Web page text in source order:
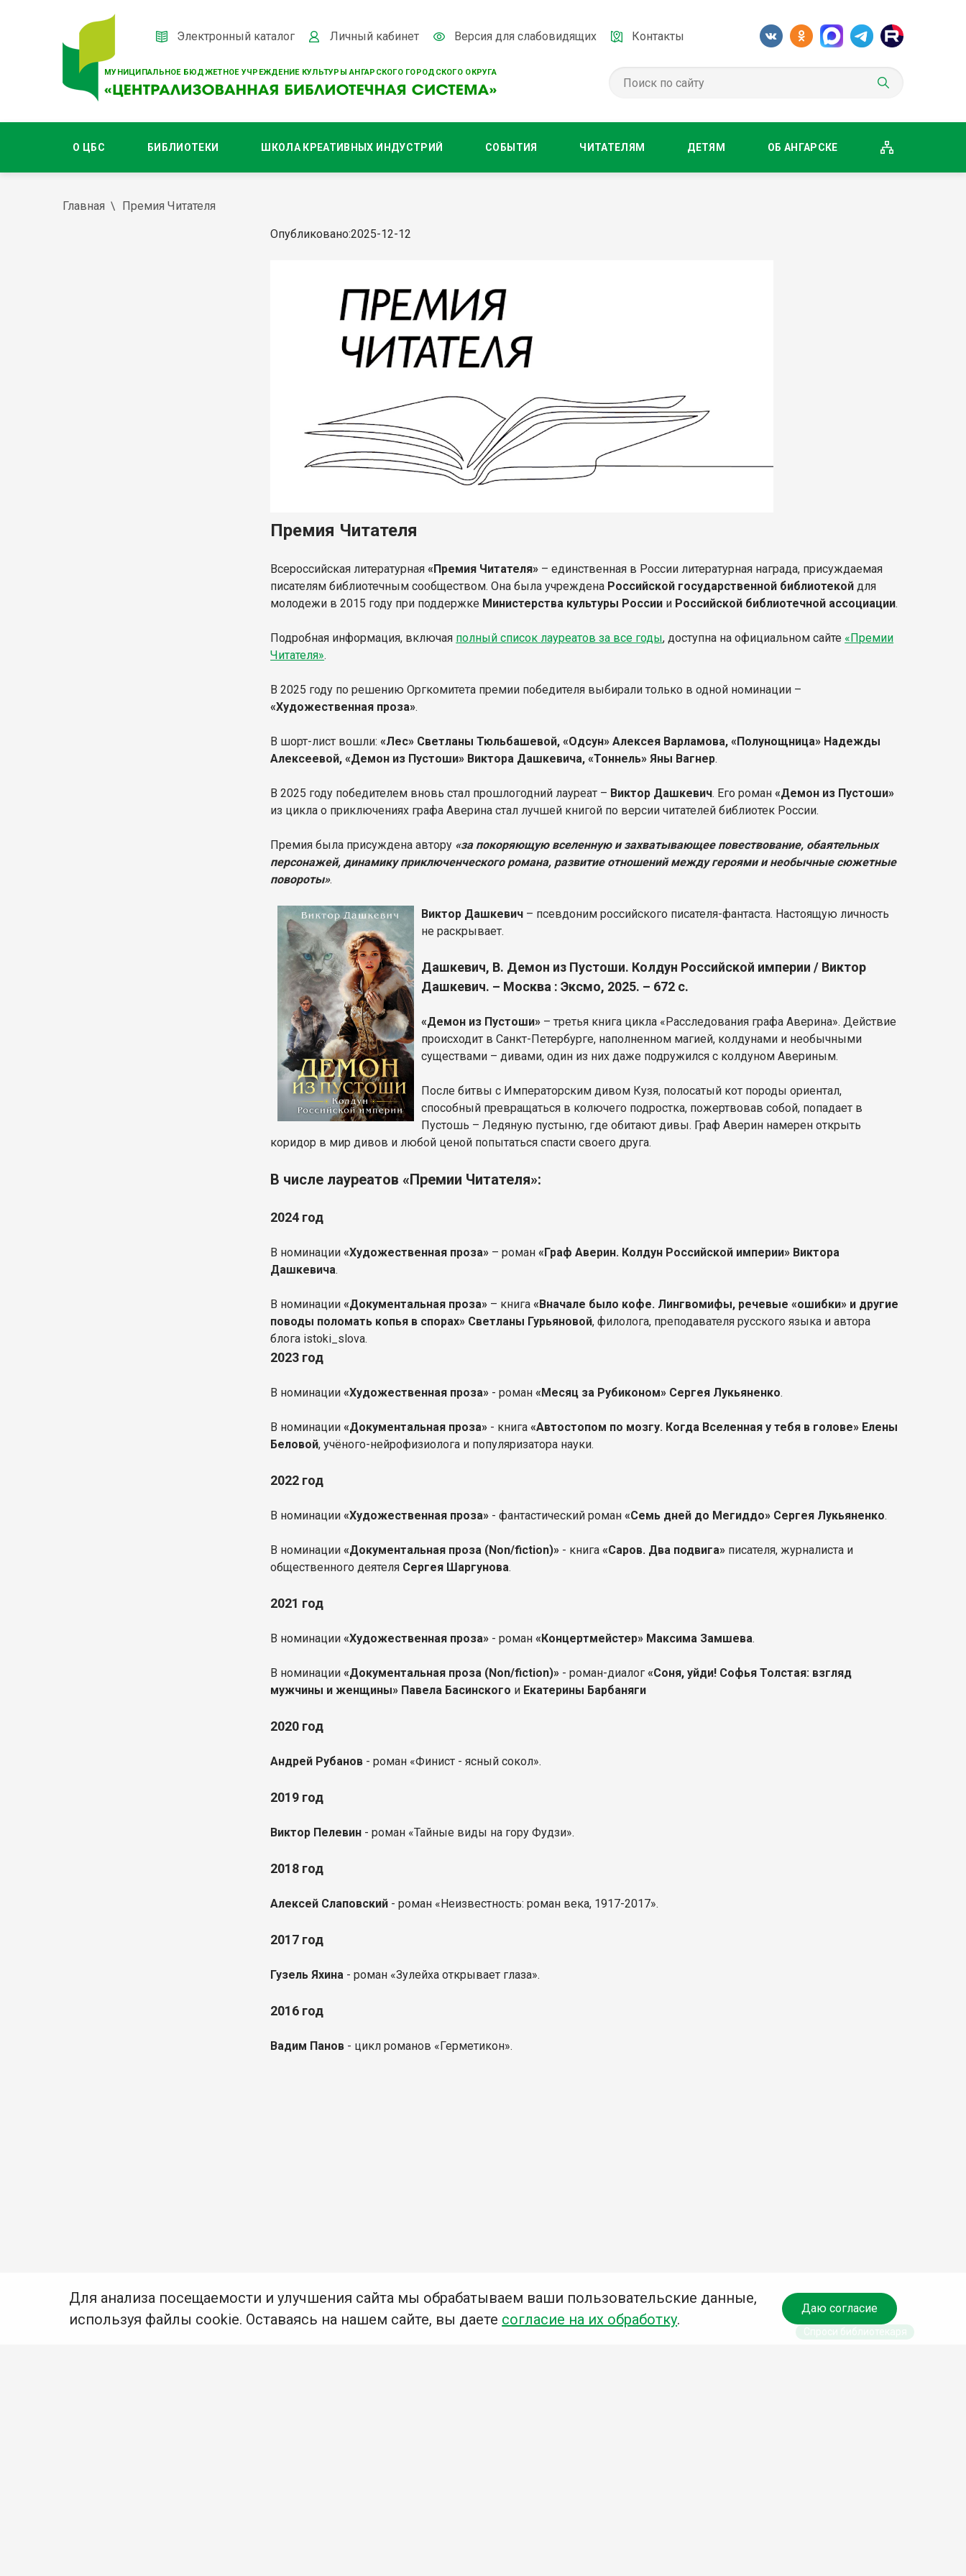
МУНИЦИПАЛЬНОЕ БЮДЖЕТНОЕ УЧРЕЖДЕНИЕ КУЛЬТУРЫ АНГАРСКОГО ГОРОДСКОГО ОКРУГА
Электронный каталог Личный кабинет Версия для слабовидящих Контакты
О ЦБС БИБЛИОТЕКИ ШКОЛА КРЕАТИВНЫХ ИНДУСТРИЙ СОБЫТИЯ ЧИТАТЕЛЯМ ДЕТЯМ ОБ АНГАРСКЕ
Главная Премия Читателя
Опубликовано:2025-12-12
Премия Читателя
Всероссийская литературная«Премия Читателя» – единственная в России литературная награда, присуждаемая
писателям библиотечным сообществом. Она была учреждена Российской государственной библиотекойдля
молодежи в 2015 году при поддержке Министерства культуры России и Российской библиотечной ассоциации.
Подробная информация, включая полный список лауреатов за все годы, доступна на официальном сайте «Премии
Читателя».
В 2025 году по решению Оргкомитета премии победителя выбирали только в одной номинации –
«Художественная проза».
В шорт-лист вошли:«Лес» Светланы Тюльбашевой, «Одсун» Алексея Варламова, «Полунощница» Надежды
Алексеевой, «Демон из Пустоши» Виктора Дашкевича, «Тоннель» Яны Вагнер.
В 2025 году победителем вновь стал прошлогодний лауреат – Виктор Дашкевич. Его роман «Демон из Пустоши»
из цикла о приключениях графа Аверина стал лучшей книгой по версии читателей библиотек России.
Премия была присуждена автору «за покоряющую вселенную и захватывающее повествование, обаятельных
персонажей, динамику приключенческого романа, развитие отношений между героями и необычные сюжетные
повороты».
Виктор Дашкевич – псевдоним российского писателя-фантаста. Настоящую личность
не раскрывает.
Дашкевич, В. Демон из Пустоши. Колдун Российской империи / Виктор
Дашкевич. – Москва : Эксмо, 2025. – 672 с.
«Демон из Пустоши» – третья книга цикла «Расследования графа Аверина». Действие
происходит в Санкт-Петербурге, наполненном магией, колдунами и необычными
существами – дивами, один из них даже подружился с колдуном Авериным.
После битвы с Императорским дивом Кузя, полосатый кот породы ориентал,
способный превращаться в колючего подростка, пожертвовав собой, попадает в
Пустошь – Ледяную пустыню, где обитают дивы. Граф Аверин намерен открыть
коридор в мир дивов и любой ценой попытаться спасти своего друга.
В числе лауреатов «Премии Читателя»:
2024 год
В номинации«Художественная проза» – роман«Граф Аверин. Колдун Российской империи» Виктора
Дашкевича.
В номинации «Документальная проза» – книга «Вначале было кофе. Лингвомифы, речевые «ошибки» и другие
поводы поломать копья в спорах» Светланы Гурьяновой, филолога, преподавателя русского языка и автора
блога istoki_slova.
2023 год
В номинации«Художественная проза» - роман«Месяц за Рубиконом» Сергея Лукьяненко.
В номинации«Документальная проза» - книга«Автостопом по мозгу. Когда Вселенная у тебя в голове» Елены
Беловой, учёного-нейрофизиолога и популяризатора науки.
2022 год
В номинации«Художественная проза» - фантастический роман«Семь дней до Мегиддо» Сергея Лукьяненко.
В номинации«Документальная проза (Non/fiction)» - книга«Саров. Два подвига» писателя, журналиста и
общественного деятеля Сергея Шаргунова.
2021 год
В номинации«Художественная проза» - роман «Концертмейстер» Максима Замшева.
В номинации«Документальная проза (Non/fiction)» - роман-диалог «Соня, уйди! Софья Толстая: взгляд
мужчины и женщины» Павела Басинского и Екатерины Барбаняги
2020 год
Андрей Рубанов - роман «Финист - ясный сокол».
2019 год
Виктор Пелевин - роман «Тайные виды на гору Фудзи».
2018 год
Алексей Слаповский - роман «Неизвестность: роман века, 1917-2017».
2017 год
Гузель Яхина - роман «Зулейха открывает глаза».
2016 год
Вадим Панов - цикл романов «Герметикон».
Для анализа посещаемости и улучшения сайта мы обрабатываем ваши пользовательские данные,
используя файлы cookie. Оставаясь на нашем сайте, вы даете согласие на их обработку.
Даю согласие
Спроси библиотекаря